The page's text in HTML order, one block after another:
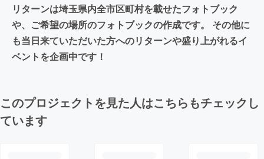
リターンは埼玉県内全市区町村を載せたフォトブック
や、ご希望の場所のフォトブックの作成です。 その他に
も当日来ていただいた方へのリターンや盛り上がれるイ
ベントを企画中です！
このプロジェクトを見た人はこちらもチェックし
ています